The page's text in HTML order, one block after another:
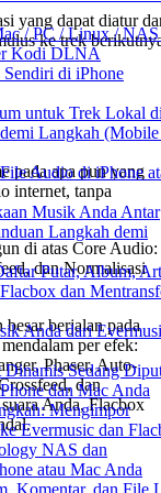
/ PC / Linux /
Kodi DLNA
di iPhone
untuk Trek Lokal
Langkah
Audio di iPhone
Musik Anda Antar
Langkah demi
Putar, Album,
dan
Anda dari
Sedang
dan Mac Anda
Mengimpor
Evermusic dan
NAS dan
atau Mac Anda
Komentar, dan File
yang dapat diatur
ke trek
pada apa pun yang
internet, tanpa
di atas Core Audio:
dan Normalisasi
berjalan pada
per efek:
Phaser, Auto-
dan
Anda, Flacbox